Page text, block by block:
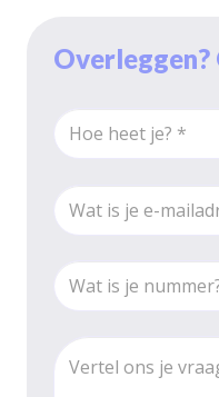
Overleggen?